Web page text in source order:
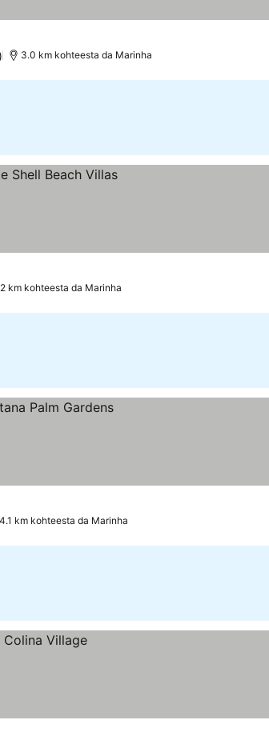
3.0 km kohteesta da Marinha
km kohteesta da Marinha
4.1 km kohteesta da Marinha